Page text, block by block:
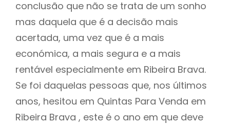
conclusão que não se trata de um sonho
mas daquela que é a decisão mais
acertada, uma vez que é a mais
económica, a mais segura e a mais
rentável especialmente em Ribeira Brava.
Se foi daquelas pessoas que, nos últimos
anos, hesitou em Quintas Para Venda em
Ribeira Brava , este é o ano em que deve